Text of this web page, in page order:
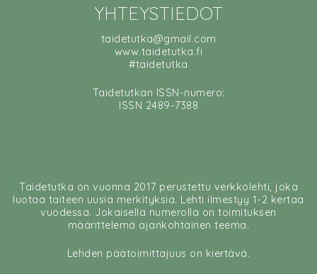
YHTEYSTIEDOT
taidetutka@gmail.com
www.taidetutka.fi
#taidetutka
Taidetutkan ISSN-numero:
ISSN 2489-7388
Taidetutka on vuonna 2017 perustettu verkkolehti, joka
luotaa taiteen uusia merkityksiä. Lehti ilmestyy 1-2 kertaa
vuodessa. Jokaisella numerolla on toimituksen
määrittelemä ajankohtainen teema.
Lehden päätoimittajuus on kiertävä.